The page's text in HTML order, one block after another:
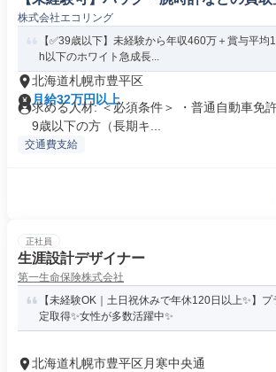
株式会社エコリング
【✅39歳以下】未経験から年収460万＋賞与平
h以下のホワイト急成長...
北海道札幌市豊平区
月給32万円以上
求める人材: ＜必須条件＞ ・普通自動車免
9歳以下の方（長期キ...
交通費支給
正社員
生涯設計デザイナー
第一生命保険株式会社
【未経験OK｜土日祝休みで年休120日以上✨】
定取得✨女性が多数活躍中✨
北海道札幌市豊平区月寒中央通